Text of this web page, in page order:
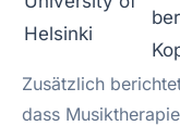
Helsinki
Zusätzlich
dass